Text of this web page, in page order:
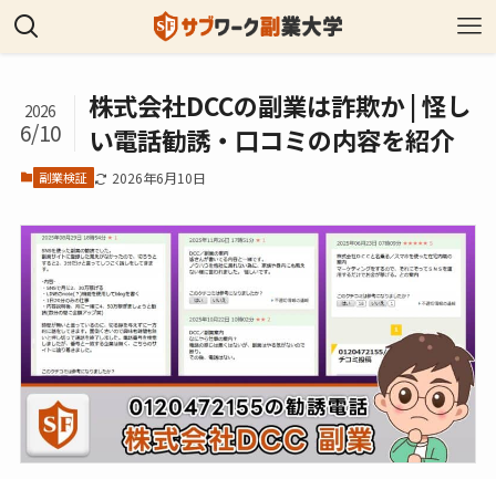
株式会社DCCの副業は詐欺か | 怪し
い電話勧誘・口コミの内容を紹介
2026
6/10
副業検証 2026年6月10日